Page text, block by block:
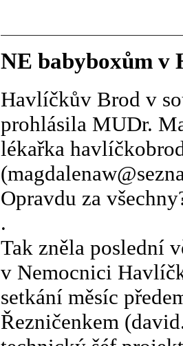
NE babyboxům v
Havlíčkův Brod v
prohlásila MUDr.
lékařka
Opravdu za
.
Tak zněla poslední
v Nemocnici
setkání měsíc
Řezničenkem